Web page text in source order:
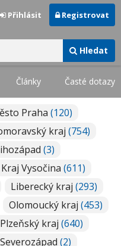
Hledat
Přihlásit Registrovat
Články Časté dotazy
Praha (120)
kraj (754)
(3)
Kraj Vysočina (611)
Liberecký kraj (293)
Olomoucký kraj (453)
Plzeňský kraj (640)
Severozápad (2)